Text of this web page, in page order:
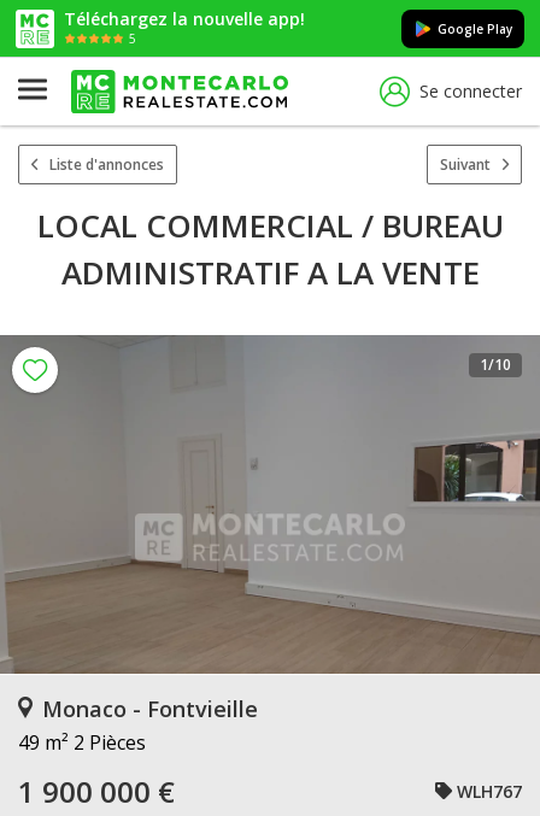
Téléchargez la nouvelle app!
5
Google Play
Se connecter
Liste d'annonces Suivant
LOCAL COMMERCIAL / BUREAU
ADMINISTRATIF A LA VENTE
1/10
Monaco - Fontvieille
49 m² 2 Pièces
1 900 000 € WLH767